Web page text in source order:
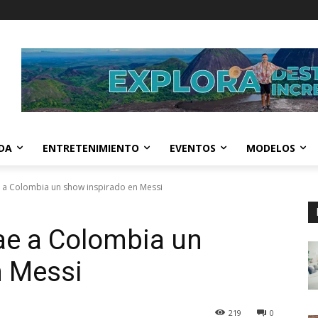
ENTRETENIMIENTO EVENTOS MODELOS
Colombia un show inspirado en Messi
a Colombia un
Messi
0
219